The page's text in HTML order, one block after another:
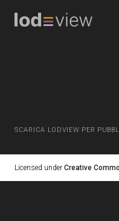
SCARICA LODVIEW PER
Licensed under Creative